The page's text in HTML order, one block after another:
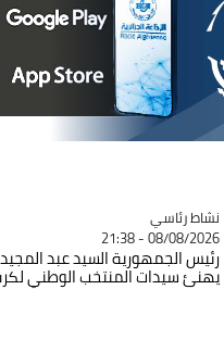
Catégorie
نشاط رئاسي
08/08/2026 - 21:38
رئيس الجمهورية السيد عبد المجيد
يهنئ سيدات المنتخب الوطني لكرة